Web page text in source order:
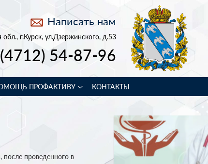
Написать нам
обл., г.Курск, ул.Дзержинского, д.53
54-87-96
ПРОФАКТИВУ КОНТАКТЫ
после проведенного в